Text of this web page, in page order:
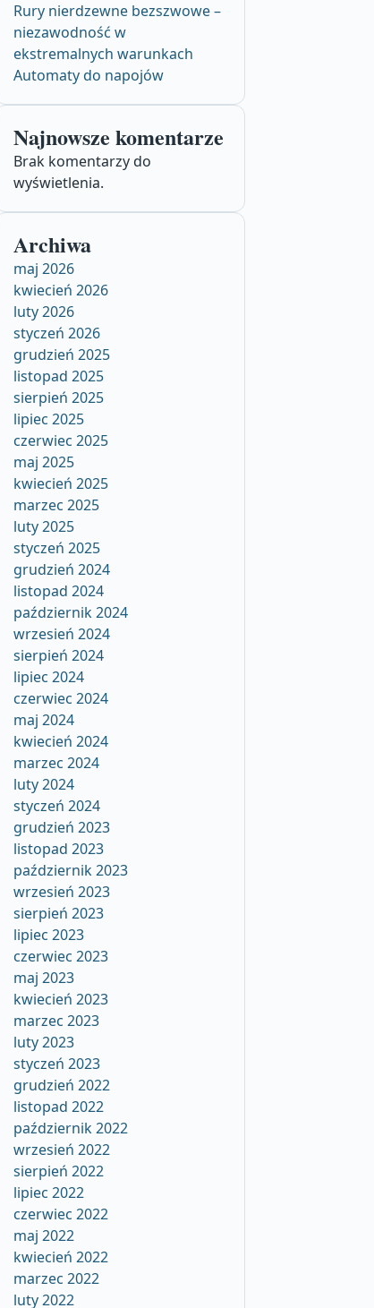
Rury nierdzewne bezszwowe –
niezawodność w
ekstremalnych warunkach
Automaty do napojów
Najnowsze komentarze
Brak komentarzy do
wyświetlenia.
Archiwa
maj 2026
kwiecień 2026
luty 2026
styczeń 2026
grudzień 2025
listopad 2025
sierpień 2025
lipiec 2025
czerwiec 2025
maj 2025
kwiecień 2025
marzec 2025
luty 2025
styczeń 2025
grudzień 2024
listopad 2024
październik 2024
wrzesień 2024
sierpień 2024
lipiec 2024
czerwiec 2024
maj 2024
kwiecień 2024
marzec 2024
luty 2024
styczeń 2024
grudzień 2023
listopad 2023
październik 2023
wrzesień 2023
sierpień 2023
lipiec 2023
czerwiec 2023
maj 2023
kwiecień 2023
marzec 2023
luty 2023
styczeń 2023
grudzień 2022
listopad 2022
październik 2022
wrzesień 2022
sierpień 2022
lipiec 2022
czerwiec 2022
maj 2022
kwiecień 2022
marzec 2022
luty 2022